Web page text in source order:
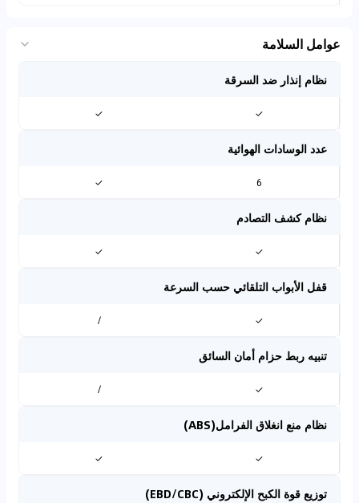
عوامل السلامة
نظام إنذار ضد السرقة
✓
✓
عدد الوسادات الهوائية
6
✓
نظام كشف التصادم
✓
✓
قفل الأبواب التلقائي حسب السرعة
✓
/
تنبيه ربط حزام أمان السائق
✓
/
نظام منع انغلاق الفرامل(ABS)
✓
✓
توزيع قوة الكبح الإلكتروني (EBD/CBC)